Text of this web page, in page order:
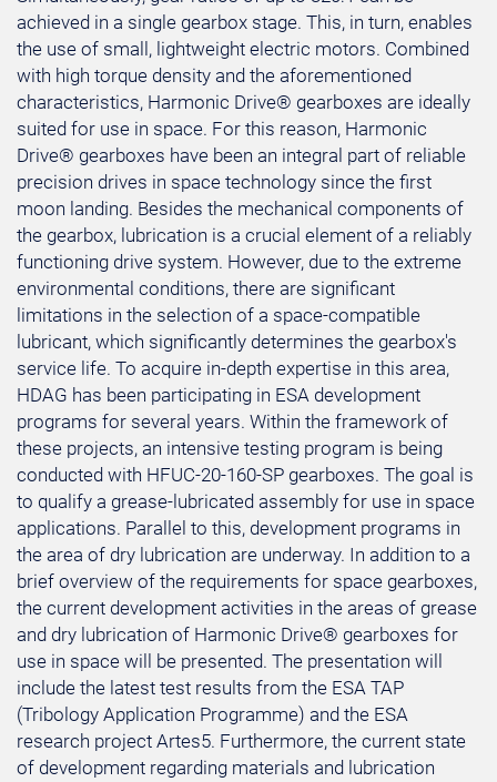
achieved in a single gearbox stage. This, in turn, enables
the use of small, lightweight electric motors. Combined
with high torque density and the aforementioned
characteristics, Harmonic Drive® gearboxes are ideally
suited for use in space. For this reason, Harmonic
Drive® gearboxes have been an integral part of reliable
precision drives in space technology since the first
moon landing. Besides the mechanical components of
the gearbox, lubrication is a crucial element of a reliably
functioning drive system. However, due to the extreme
environmental conditions, there are significant
limitations in the selection of a space-compatible
lubricant, which significantly determines the gearbox's
service life. To acquire in-depth expertise in this area,
HDAG has been participating in ESA development
programs for several years. Within the framework of
these projects, an intensive testing program is being
conducted with HFUC-20-160-SP gearboxes. The goal is
to qualify a grease-lubricated assembly for use in space
applications. Parallel to this, development programs in
the area of dry lubrication are underway. In addition to a
brief overview of the requirements for space gearboxes,
the current development activities in the areas of grease
and dry lubrication of Harmonic Drive® gearboxes for
use in space will be presented. The presentation will
include the latest test results from the ESA TAP
(Tribology Application Programme) and the ESA
research project Artes5. Furthermore, the current state
of development regarding materials and lubrication